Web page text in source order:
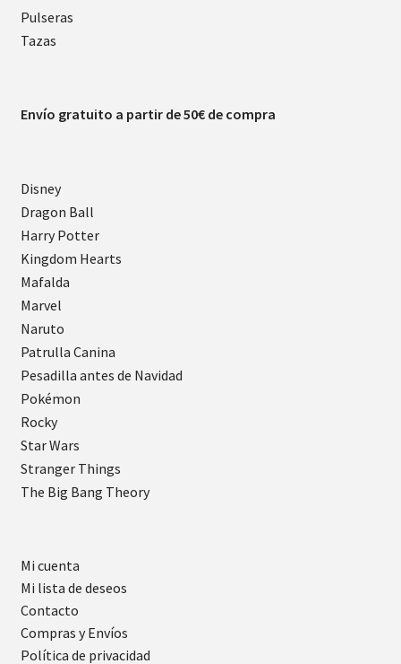
Pulseras
Tazas
Envío gratuito a partir de 50€ de compra
Disney
Dragon Ball
Harry Potter
Kingdom Hearts
Mafalda
Marvel
Naruto
Patrulla Canina
Pesadilla antes de Navidad
Pokémon
Rocky
Star Wars
Stranger Things
The Big Bang Theory
Mi cuenta
Mi lista de deseos
Contacto
Compras y Envíos
Política de privacidad